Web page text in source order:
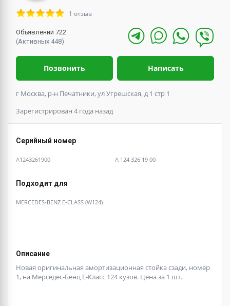
1 отзыв
Объявлений 722
(Активных 448)
Позвонить Написать
г Москва, р-н Печатники, ул Угрешская, д 1 стр 1
Зарегистрирован 4 года назад
Серийный номер
А1243261900 А 124 326 19 00
Подходит для
MERCEDES-BENZ E-CLASS (W124)
Описание
Новая оригинальная амортизационная стойка сзади, номер
1, на Мерседес-Бенц Е-Класс 124 кузов. Цена за 1 шт.